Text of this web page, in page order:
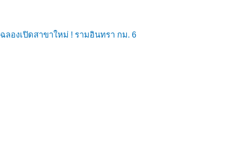
ฉลองเปิดสาขาใหม่ ! รามอินทรา กม. 6